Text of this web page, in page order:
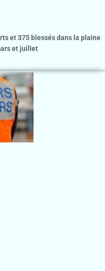
et 375 blessés dans la plaine
et juillet